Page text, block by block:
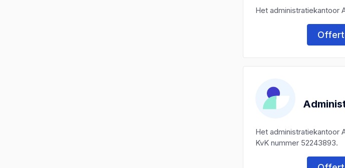
Het administratiekantoor
Het administratiekantoor
KvK nummer 52243893.